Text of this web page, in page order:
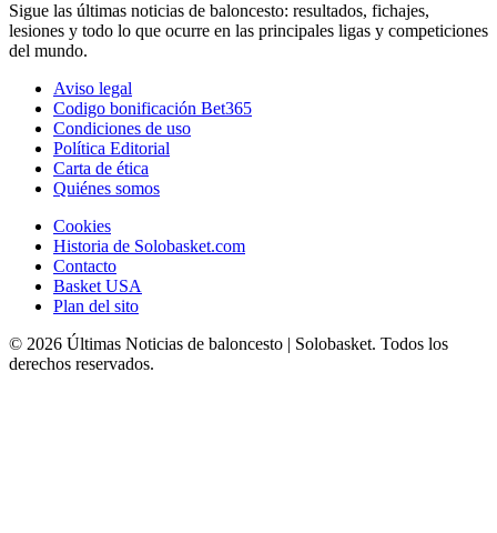
Sigue las últimas noticias de baloncesto: resultados, fichajes,
lesiones y todo lo que ocurre en las principales ligas y competiciones
del mundo.
Aviso legal
Codigo bonificación Bet365
Condiciones de uso
Política Editorial
Carta de ética
Quiénes somos
Cookies
Historia de Solobasket.com
Contacto
Basket USA
Plan del sito
© 2026 Últimas Noticias de baloncesto | Solobasket. Todos los
derechos reservados.